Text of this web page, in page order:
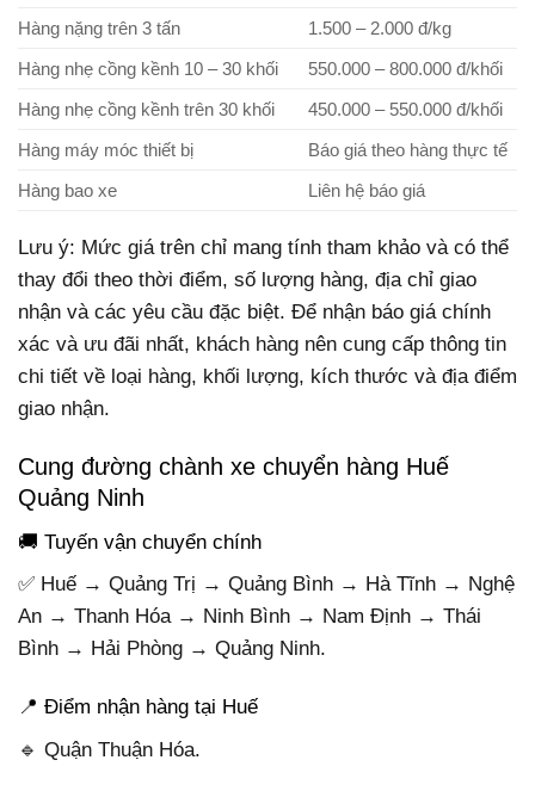
Hàng nặng trên 3 tấn
1.500 – 2.000 đ/kg
Hàng nhẹ cồng kềnh 10 – 30 khối
550.000 – 800.000 đ/khối
Hàng nhẹ cồng kềnh trên 30 khối
450.000 – 550.000 đ/khối
Hàng máy móc thiết bị
Báo giá theo hàng thực tế
Hàng bao xe
Liên hệ báo giá
Lưu ý: Mức giá trên chỉ mang tính tham khảo và có thể
thay đổi theo thời điểm, số lượng hàng, địa chỉ giao
nhận và các yêu cầu đặc biệt. Để nhận báo giá chính
xác và ưu đãi nhất, khách hàng nên cung cấp thông tin
chi tiết về loại hàng, khối lượng, kích thước và địa điểm
giao nhận.
Cung đường chành xe chuyển hàng Huế
Quảng Ninh
🚚 Tuyến vận chuyển chính
✅ Huế → Quảng Trị → Quảng Bình → Hà Tĩnh → Nghệ
An → Thanh Hóa → Ninh Bình → Nam Định → Thái
Bình → Hải Phòng → Quảng Ninh.
📍 Điểm nhận hàng tại Huế
🔹 Quận Thuận Hóa.